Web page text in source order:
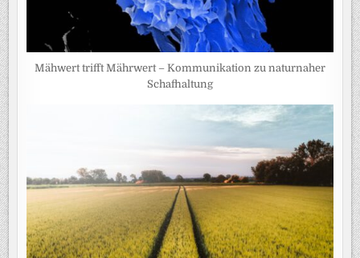
Mähwert trifft Mährwert – Kommunikation zu naturnaher
Schafhaltung